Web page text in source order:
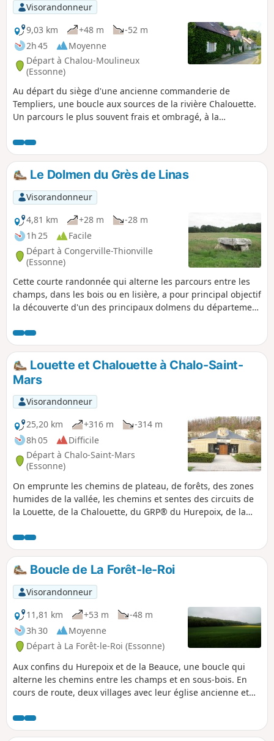
Visorandonneur
9,03 km
+48 m
-52 m
2h 45
Moyenne
Départ à Chalou-Moulineux
(Essonne)
Au départ du siège d'une ancienne commanderie de
Templiers, une boucle aux sources de la rivière Chalouette.
Un parcours le plus souvent frais et ombragé, à la
Le Dolmen du Grès de Linas
Visorandonneur
4,81 km
+28 m
-28 m
1h 25
Facile
Départ à Congerville-Thionville
(Essonne)
Cette courte randonnée qui alterne les parcours entre les
champs, dans les bois ou en lisière, a pour principal objectif
la découverte d'un des principaux dolmens du département
Louette et Chalouette à Chalo-Saint-
Mars
Visorandonneur
25,20 km
+316 m
-314 m
8h 05
Difficile
Départ à Chalo-Saint-Mars
(Essonne)
On emprunte les chemins de plateau, de forêts, des zones
humides de la vallée, les chemins et sentes des circuits de
la Louette, de la Chalouette, du GRP® du Hurepoix, de la
GR®111. Contraste entre les grands espaces des plateaux
et les zones humides de la vallée. Contempler l'allée de
Cèdres et Séquoia de plus de 300 ans.
Boucle de La Forêt-le-Roi
Visorandonneur
11,81 km
+53 m
-48 m
3h 30
Moyenne
Départ à La Forêt-le-Roi (Essonne)
Aux confins du Hurepoix et de la Beauce, une boucle qui
alterne les chemins entre les champs et en sous-bois. En
cours de route, deux villages avec leur église ancienne et